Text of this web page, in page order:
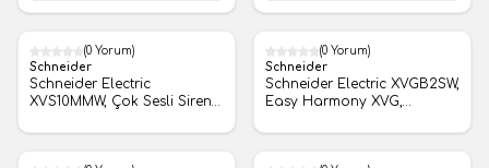
(0 Yorum)
Schneider
Schneider Electric
XVS10MMW, Çok Sesli Siren
(0 Yorum)
Schneider
Schneider Electric XVGB2SW,
Easy Harmony XVG,
kırmızı yeşil, sabit ışıklı,